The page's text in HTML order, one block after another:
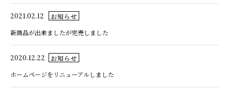
2021.02.12
お知らせ
新商品が出来ましたが完売しました
2020.12.22
お知らせ
ホームページをリニューアルしました